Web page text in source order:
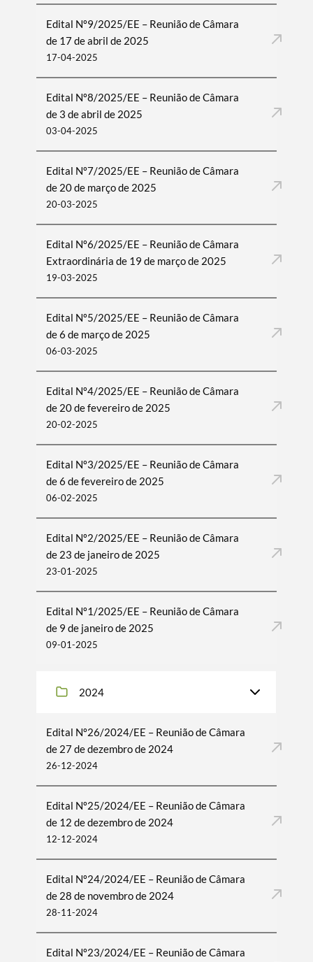
Edital Nº9/2025/EE – Reunião de Câmara
de 17 de abril de 2025
17-04-2025
Edital Nº8/2025/EE – Reunião de Câmara
de 3 de abril de 2025
03-04-2025
Edital Nº7/2025/EE – Reunião de Câmara
de 20 de março de 2025
20-03-2025
Edital Nº6/2025/EE – Reunião de Câmara
Extraordinária de 19 de março de 2025
19-03-2025
Edital Nº5/2025/EE – Reunião de Câmara
de 6 de março de 2025
06-03-2025
Edital Nº4/2025/EE – Reunião de Câmara
de 20 de fevereiro de 2025
20-02-2025
Edital Nº3/2025/EE – Reunião de Câmara
de 6 de fevereiro de 2025
06-02-2025
Edital Nº2/2025/EE – Reunião de Câmara
de 23 de janeiro de 2025
23-01-2025
Edital Nº1/2025/EE – Reunião de Câmara
de 9 de janeiro de 2025
09-01-2025
2024
Edital Nº26/2024/EE – Reunião de Câmara
de 27 de dezembro de 2024
26-12-2024
Edital Nº25/2024/EE – Reunião de Câmara
de 12 de dezembro de 2024
12-12-2024
Edital Nº24/2024/EE – Reunião de Câmara
de 28 de novembro de 2024
28-11-2024
Edital Nº23/2024/EE – Reunião de Câmara